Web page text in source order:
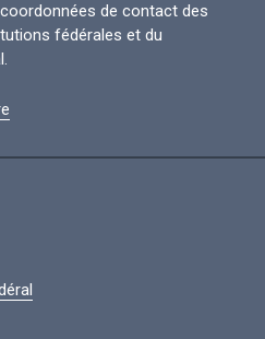
de contact des
fédérales et du